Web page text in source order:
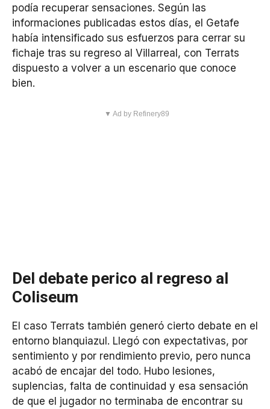
podía recuperar sensaciones. Según las
informaciones publicadas estos días, el Getafe
había intensificado sus esfuerzos para cerrar su
fichaje tras su regreso al Villarreal, con Terrats
dispuesto a volver a un escenario que conoce
bien.
▼ Ad by Refinery89
Del debate perico al regreso al
Coliseum
El caso Terrats también generó cierto debate en el
entorno blanquiazul. Llegó con expectativas, por
sentimiento y por rendimiento previo, pero nunca
acabó de encajar del todo. Hubo lesiones,
suplencias, falta de continuidad y esa sensación
de que el jugador no terminaba de encontrar su